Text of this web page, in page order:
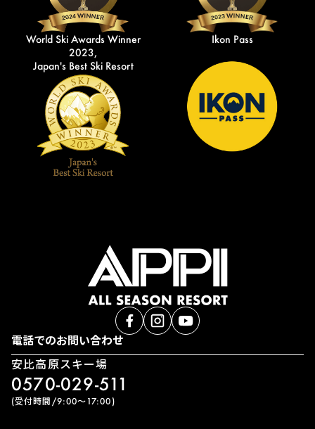
World Ski Awards Winner
2023,
Japan's Best Ski Resort
Ikon Pass
電話でのお問い合わせ
安比高原スキー場
0570-029-511
(受付時間/9:00〜17:00)